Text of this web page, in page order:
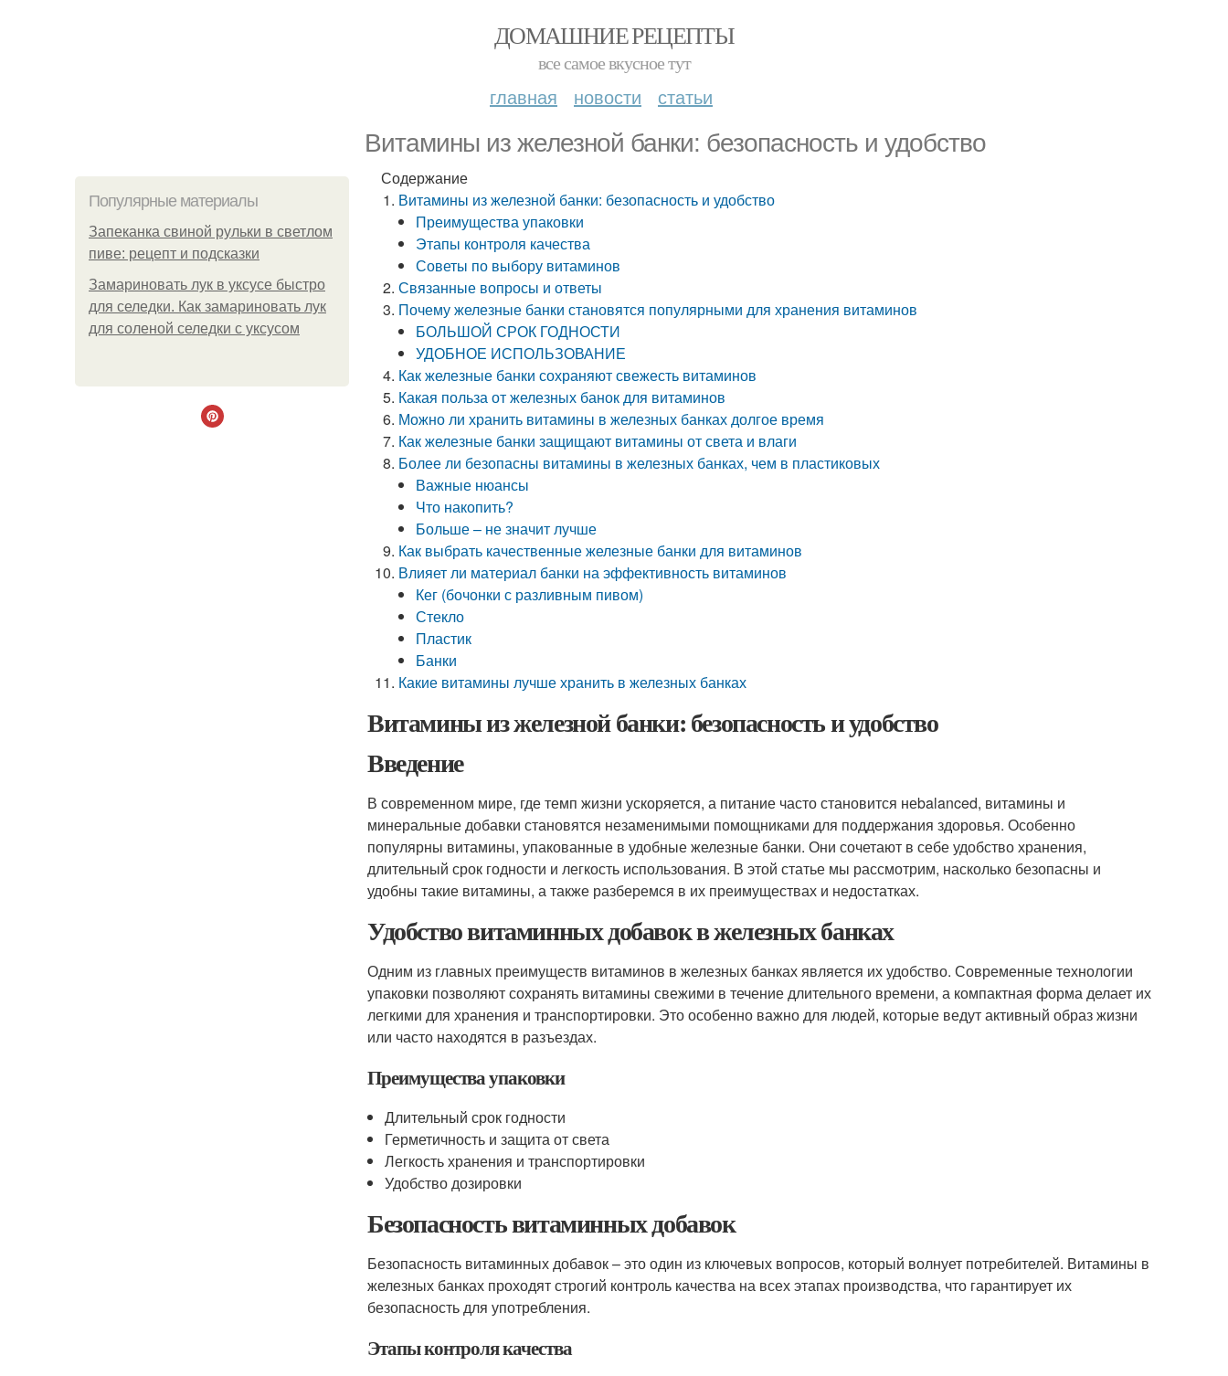
ДОМАШНИЕ РЕЦЕПТЫ
все самое вкусное тут
главная новости статьи
Витамины из железной банки: безопасность и удобство
Популярные материалы
Запеканка свиной рульки в светлом
пиве: рецепт и подсказки
Замариновать лук в уксусе быстро
для селедки. Как замариновать лук
для соленой селедки с уксусом
Содержание
Витамины из железной банки: безопасность и удобство
Преимущества упаковки
Этапы контроля качества
Советы по выбору витаминов
Связанные вопросы и ответы
Почему железные банки становятся популярными для хранения витаминов
БОЛЬШОЙ СРОК ГОДНОСТИ
УДОБНОЕ ИСПОЛЬЗОВАНИЕ
Как железные банки сохраняют свежесть витаминов
Какая польза от железных банок для витаминов
Можно ли хранить витамины в железных банках долгое время
Как железные банки защищают витамины от света и влаги
Более ли безопасны витамины в железных банках, чем в пластиковых
Важные нюансы
Что накопить?
Больше – не значит лучше
Как выбрать качественные железные банки для витаминов
Влияет ли материал банки на эффективность витаминов
Кег (бочонки с разливным пивом)
Стекло
Пластик
Банки
Какие витамины лучше хранить в железных банках
Витамины из железной банки: безопасность и удобство
Введение
В современном мире, где темп жизни ускоряется, а питание часто становится неbalanced, витамины и
минеральные добавки становятся незаменимыми помощниками для поддержания здоровья. Особенно
популярны витамины, упакованные в удобные железные банки. Они сочетают в себе удобство хранения,
длительный срок годности и легкость использования. В этой статье мы рассмотрим, насколько безопасны и
удобны такие витамины, а также разберемся в их преимуществах и недостатках.
Удобство витаминных добавок в железных банках
Одним из главных преимуществ витаминов в железных банках является их удобство. Современные технологии
упаковки позволяют сохранять витамины свежими в течение длительного времени, а компактная форма делает их
легкими для хранения и транспортировки. Это особенно важно для людей, которые ведут активный образ жизни
или часто находятся в разъездах.
Преимущества упаковки
Длительный срок годности
Герметичность и защита от света
Легкость хранения и транспортировки
Удобство дозировки
Безопасность витаминных добавок
Безопасность витаминных добавок – это один из ключевых вопросов, который волнует потребителей. Витамины в
железных банках проходят строгий контроль качества на всех этапах производства, что гарантирует их
безопасность для употребления.
Этапы контроля качества